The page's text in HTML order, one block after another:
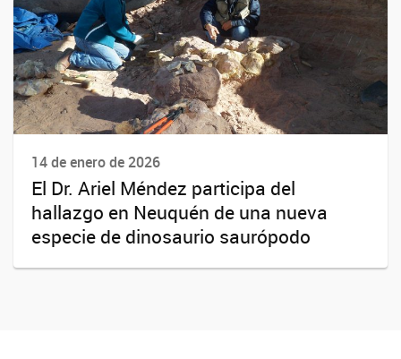
14 de enero de 2026
El Dr. Ariel Méndez participa del
hallazgo en Neuquén de una nueva
especie de dinosaurio saurópodo